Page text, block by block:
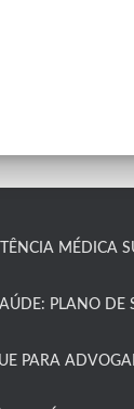
MÉDICA
PLANO
PARA